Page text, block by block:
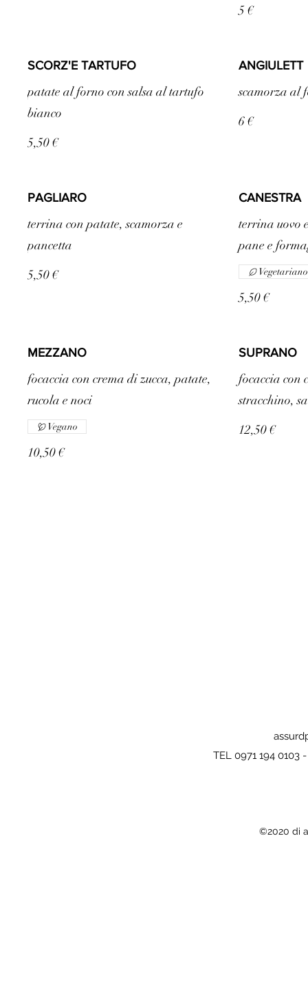
5 €
SCORZ'E TARTUFO
patate al forno con salsa al tartufo
bianco
5,50 €
ANGIULETT
scamorza al
6 €
PAGLIARO
terrina con patate, scamorza e
pancetta
5,50 €
CANESTRA
terrina uovo
pane e
5,50 €
Vegetariano
MEZZANO
focaccia con crema di zucca, patate,
rucola e noci
10,50 €
Vegano
SUPRANO
focaccia con
stracchino,
12,50 €
TEL 0971 194 0103
©2020 di